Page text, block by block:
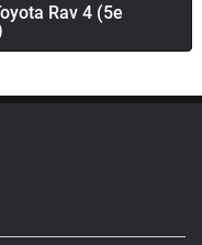
Rav 4 (5e